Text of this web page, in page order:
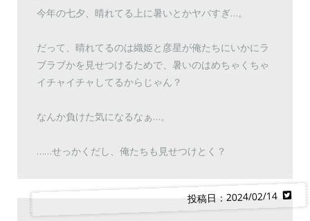
今年の七夕、晴れてる上に暑いとかヤバすぎ…。
だって、晴れてるのは織姫と彦星が俺たちにいかにラ
ブラブかを見せつけるためで、暑いのはめちゃくちゃ
イチャイチャしてるからじゃん？
なんか負けた気になるなぁ…。
……せっかくだし、俺たちも見せつけとく？
投稿日：2024/02/14